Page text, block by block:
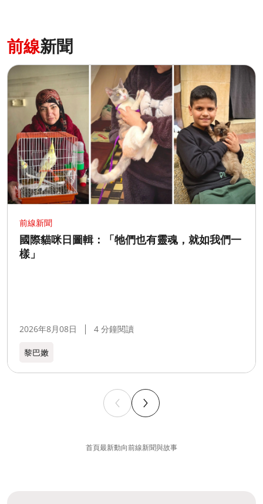
前線新聞
前線新聞
國際貓咪日圖輯：「牠們也有靈魂，就如我們一
樣」
2026年8月08日 4 分鐘閱讀
黎巴嫩​
首頁最新動向前線新聞與故事